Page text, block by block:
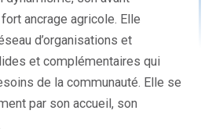
ancrage agricole. Elle
d’organisations et
et complémentaires qui
de la communauté. Elle se
par son accueil, son